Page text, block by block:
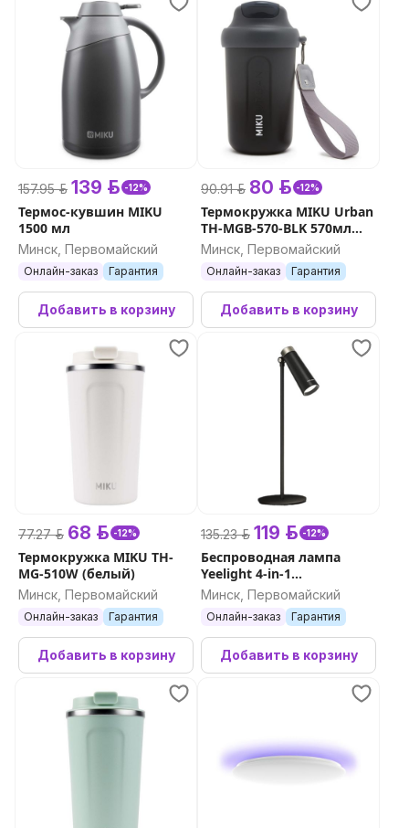
157.95 р. 139 р. -12%
Термос-кувшин MIKU
1500 мл
Минск, Первомайский
Онлайн-заказ Гарантия
Добавить в корзину
90.91 р. 80 р. -12%
Термокружка MIKU Urban
TH-MGB-570-BLK 570мл
(черный)
Минск, Первомайский
Онлайн-заказ Гарантия
Добавить в корзину
77.27 р. 68 р. -12%
Термокружка MIKU TH-
MG-510W (белый)
Минск, Первомайский
Онлайн-заказ Гарантия
Добавить в корзину
135.23 р. 119 р. -12%
Беспроводная лампа
Yeelight 4-in-1
Rechargeable Desk Lamp
(черный)
Минск, Первомайский
Онлайн-заказ Гарантия
Добавить в корзину